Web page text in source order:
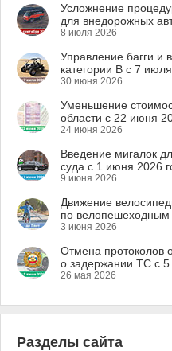
Усложнение
для внедорожных
8 июля 2026
Управление багги и
категории B с 7
30 июня 2026
Уменьшение
области с 22 июня
24 июня 2026
Введение мигалок
суда с 1 июня 2026
9 июня 2026
Движение
по велопешеходным
3 июня 2026
Отмена протоколов
о задержании ТС с
26 мая 2026
Разделы сайта